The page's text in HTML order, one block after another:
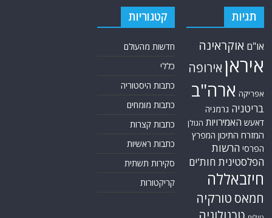
תגיות
או"ם אוקראינה
איראן אירופה
אפריקה ארה"ב
בריטניה גרמניה
דאעש האמירויות הגולן
המזרח התיכון המפרץ
הפרסי הרשות
הפלסטינית חות'ים
חיזבאללה
חמאס טורקיה
קטגוריות
חדשות מהעולם
כללי
כתבות היסטוריה
כתבות מומחים
כתבות קצרות
כתבות ראשיות
סקירות תשתית
קריקטורות